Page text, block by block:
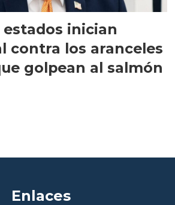
inician
contra los aranceles
golpean al salmón
Enlaces